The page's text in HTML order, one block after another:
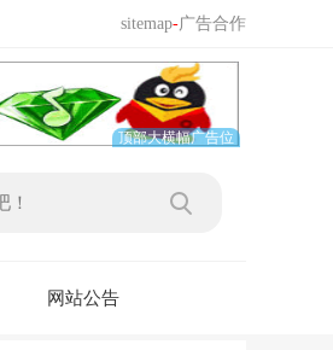
sitemap-广告合作
网站公告